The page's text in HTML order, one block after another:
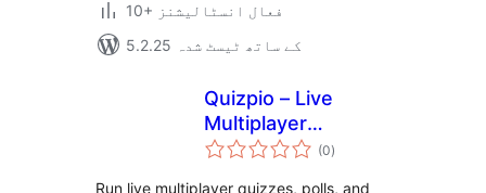
10+ فعال انسٹالیشنز
5.2.25 کے ساتھ ٹیسٹ شدہ
Quizpio – Live
Multiplayer
Quizzes, Polls &
(0مجموعی
درجہ
)
Run live multiplayer quizzes, polls, and